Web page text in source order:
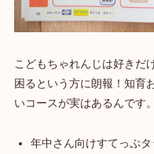
こどもちゃれんじは好きだ
困るという方に朗報！知育
いコースが実はあるんです。
年中さん向けすてっぷタ